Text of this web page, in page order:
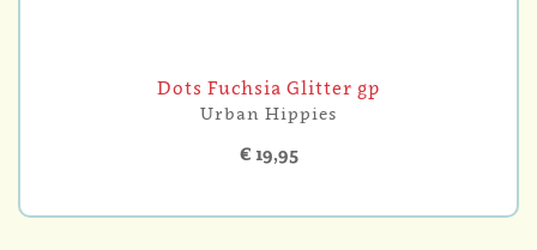
Dots Fuchsia Glitter gp
Urban Hippies
€ 19,95